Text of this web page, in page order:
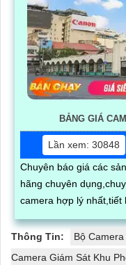
BẢNG GIÁ
Lần xem: 30848
Chuyên báo giá các
hãng chuyên
camera hợp lý nhất,tiết
Thông Tin: Bộ
Camera Giám Sát Khu